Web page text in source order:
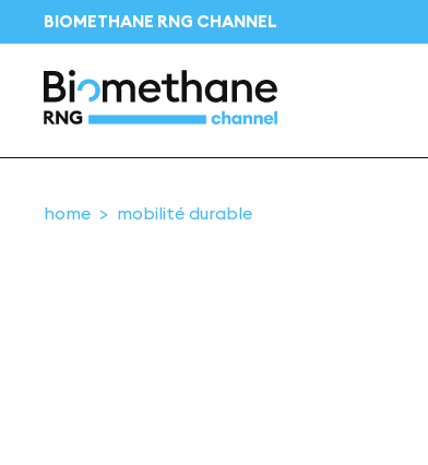
BIOMETHANE RNG CHANNEL
home mobilité durable